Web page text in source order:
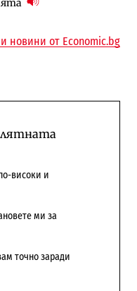
ако сушата продължи
обществените
новини от Economic.bg
лятната
високи и
ми за
точно заради